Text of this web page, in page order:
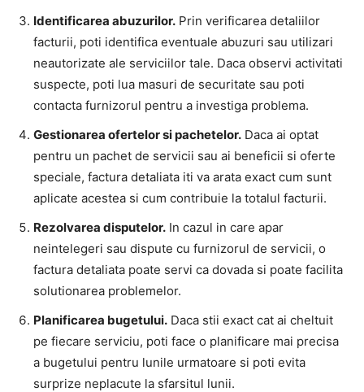
Identificarea abuzurilor. Prin verificarea detaliilor
facturii, poti identifica eventuale abuzuri sau utilizari
neautorizate ale serviciilor tale. Daca observi activitati
suspecte, poti lua masuri de securitate sau poti
contacta furnizorul pentru a investiga problema.
Gestionarea ofertelor si pachetelor. Daca ai optat
pentru un pachet de servicii sau ai beneficii si oferte
speciale, factura detaliata iti va arata exact cum sunt
aplicate acestea si cum contribuie la totalul facturii.
Rezolvarea disputelor. In cazul in care apar
neintelegeri sau dispute cu furnizorul de servicii, o
factura detaliata poate servi ca dovada si poate facilita
solutionarea problemelor.
Planificarea bugetului. Daca stii exact cat ai cheltuit
pe fiecare serviciu, poti face o planificare mai precisa
a bugetului pentru lunile urmatoare si poti evita
surprize neplacute la sfarsitul lunii.